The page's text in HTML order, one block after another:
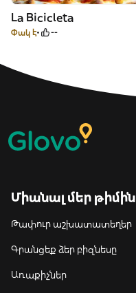
La Bicicleta
Փակ է --
Միանալ մեր թիմին
Թափուր աշխատատեղեր
Գրանցեք ձեր բիզնեսը
Առաքիչներ